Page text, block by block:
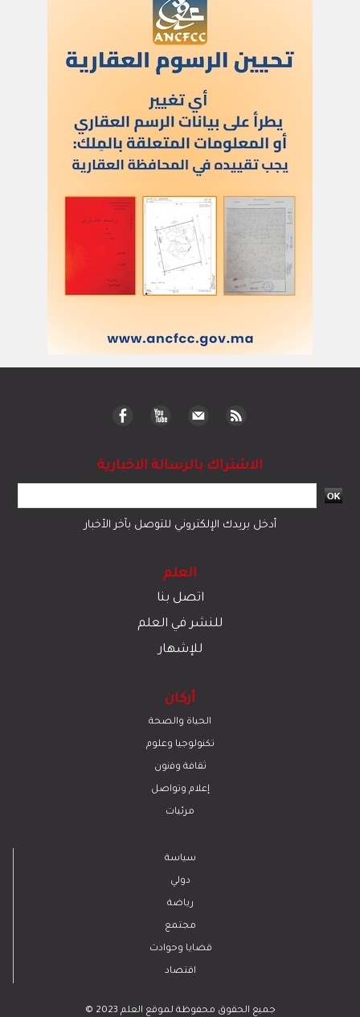
الاشتراك بالرسالة الاخبارية
أدخل بريدك الإلكتروني للتوصل بآخر الأخبار
العلم
اتصل بنا
للنشر في العلم
للإشهار
أركان
الحياة والصحة
تكنولوجيا وعلوم
ﺛﻘﺎﻓﺔ وﻓﻧون
إعلام وتواصل
مرئيات
سياسة
دولي
رياضة
مجتمع
قضايا وحوادث
اقتصاد
© 2023 جميع الحقوق محفوظة لموقع العلم